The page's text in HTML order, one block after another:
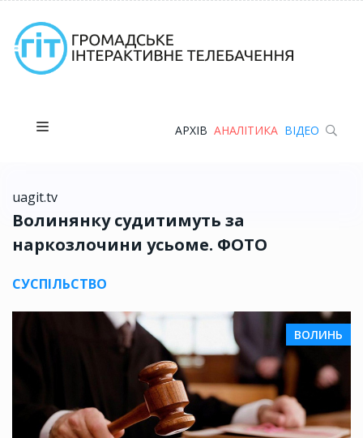
АРХІВ АНАЛІТИКА ВІДЕО
uagit.tv
Волинянку судитимуть за
наркозлочини усьоме. ФОТО
СУСПІЛЬСТВО
ВОЛИНЬ